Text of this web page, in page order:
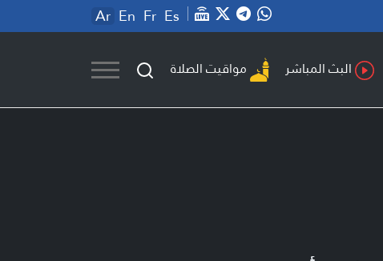
Ar En Fr Es
البث المباشر مواقيت الصلاة